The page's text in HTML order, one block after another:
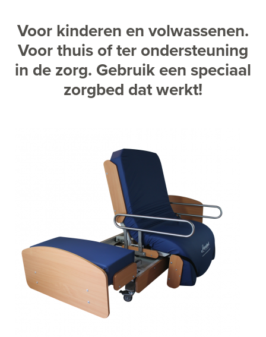
Voor kinderen en volwassenen.
Voor thuis of ter ondersteuning
in de zorg. Gebruik een speciaal
zorgbed dat werkt!